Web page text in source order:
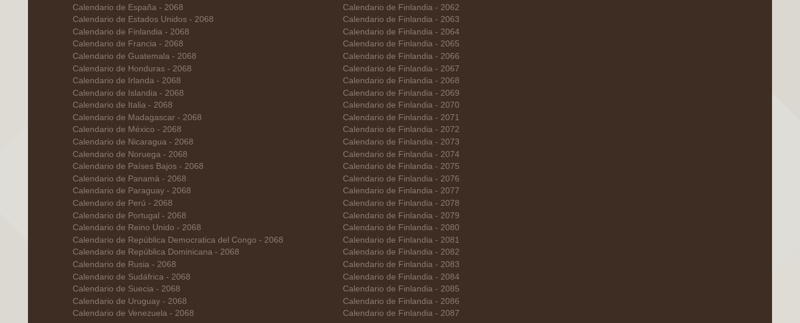
Calendario de España - 2068
Calendario de Estados Unidos - 2068
Calendario de Finlandia - 2068
Calendario de Francia - 2068
Calendario de Guatemala - 2068
Calendario de Honduras - 2068
Calendario de Irlanda - 2068
Calendario de Islandia - 2068
Calendario de Italia - 2068
Calendario de Madagascar - 2068
Calendario de México - 2068
Calendario de Nicaragua - 2068
Calendario de Noruega - 2068
Calendario de Países Bajos - 2068
Calendario de Panamá - 2068
Calendario de Paraguay - 2068
Calendario de Perú - 2068
Calendario de Portugal - 2068
Calendario de Reino Unido - 2068
Calendario de República Democratica del Congo - 2068
Calendario de República Dominicana - 2068
Calendario de Rusia - 2068
Calendario de Sudáfrica - 2068
Calendario de Suecia - 2068
Calendario de Uruguay - 2068
Calendario de Venezuela - 2068
Calendario de Finlandia - 2062
Calendario de Finlandia - 2063
Calendario de Finlandia - 2064
Calendario de Finlandia - 2065
Calendario de Finlandia - 2066
Calendario de Finlandia - 2067
Calendario de Finlandia - 2068
Calendario de Finlandia - 2069
Calendario de Finlandia - 2070
Calendario de Finlandia - 2071
Calendario de Finlandia - 2072
Calendario de Finlandia - 2073
Calendario de Finlandia - 2074
Calendario de Finlandia - 2075
Calendario de Finlandia - 2076
Calendario de Finlandia - 2077
Calendario de Finlandia - 2078
Calendario de Finlandia - 2079
Calendario de Finlandia - 2080
Calendario de Finlandia - 2081
Calendario de Finlandia - 2082
Calendario de Finlandia - 2083
Calendario de Finlandia - 2084
Calendario de Finlandia - 2085
Calendario de Finlandia - 2086
Calendario de Finlandia - 2087